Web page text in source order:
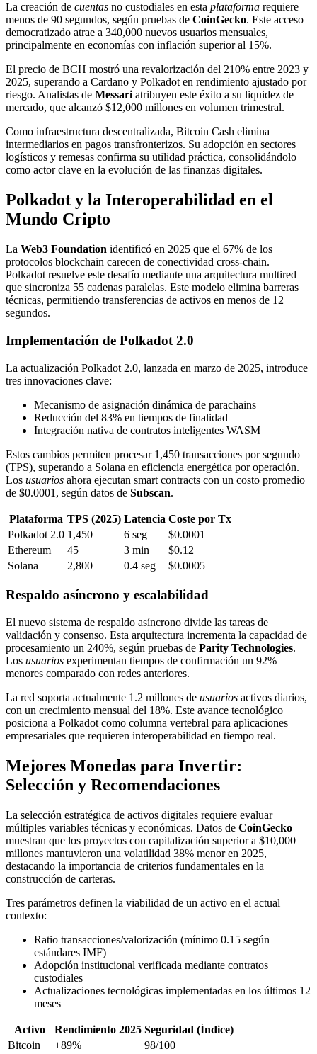
La creación de cuentas no custodiales en esta plataforma requiere
menos de 90 segundos, según pruebas de CoinGecko. Este acceso
democratizado atrae a 340,000 nuevos usuarios mensuales,
principalmente en economías con inflación superior al 15%.
El precio de BCH mostró una revalorización del 210% entre 2023 y
2025, superando a Cardano y Polkadot en rendimiento ajustado por
riesgo. Analistas de Messari atribuyen este éxito a su liquidez de
mercado, que alcanzó $12,000 millones en volumen trimestral.
Como infraestructura descentralizada, Bitcoin Cash elimina
intermediarios en pagos transfronterizos. Su adopción en sectores
logísticos y remesas confirma su utilidad práctica, consolidándolo
como actor clave en la evolución de las finanzas digitales.
Polkadot y la Interoperabilidad en el
Mundo Cripto
La Web3 Foundation identificó en 2025 que el 67% de los
protocolos blockchain carecen de conectividad cross-chain.
Polkadot resuelve este desafío mediante una arquitectura multired
que sincroniza 55 cadenas paralelas. Este modelo elimina barreras
técnicas, permitiendo transferencias de activos en menos de 12
segundos.
Implementación de Polkadot 2.0
La actualización Polkadot 2.0, lanzada en marzo de 2025, introduce
tres innovaciones clave:
Mecanismo de asignación dinámica de parachains
Reducción del 83% en tiempos de finalidad
Integración nativa de contratos inteligentes WASM
Estos cambios permiten procesar 1,450 transacciones por segundo
(TPS), superando a Solana en eficiencia energética por operación.
Los usuarios ahora ejecutan smart contracts con un costo promedio
de $0.0001, según datos de Subscan.
Plataforma TPS (2025) Latencia Coste por Tx
Polkadot 2.0 1,450 6 seg
$0.0001
Ethereum
45 3 min
$0.12
Solana
2,800 0.4 seg $0.0005
Respaldo asíncrono y escalabilidad
El nuevo sistema de respaldo asíncrono divide las tareas de
validación y consenso. Esta arquitectura incrementa la capacidad de
procesamiento un 240%, según pruebas de Parity Technologies.
Los usuarios experimentan tiempos de confirmación un 92%
menores comparado con redes anteriores.
La red soporta actualmente 1.2 millones de usuarios activos diarios,
con un crecimiento mensual del 18%. Este avance tecnológico
posiciona a Polkadot como columna vertebral para aplicaciones
empresariales que requieren interoperabilidad en tiempo real.
Mejores Monedas para Invertir:
Selección y Recomendaciones
La selección estratégica de activos digitales requiere evaluar
múltiples variables técnicas y económicas. Datos de CoinGecko
muestran que los proyectos con capitalización superior a $10,000
millones mantuvieron una volatilidad 38% menor en 2025,
destacando la importancia de criterios fundamentales en la
construcción de carteras.
Tres parámetros definen la viabilidad de un activo en el actual
contexto:
Ratio transacciones/valorización (mínimo 0.15 según
estándares IMF)
Adopción institucional verificada mediante contratos
custodiales
Actualizaciones tecnológicas implementadas en los últimos 12
meses
Activo Rendimiento 2025 Seguridad (Índice)
Bitcoin
+89% 98/100